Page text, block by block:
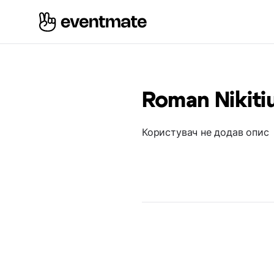
Roman
Користувач не додав опис